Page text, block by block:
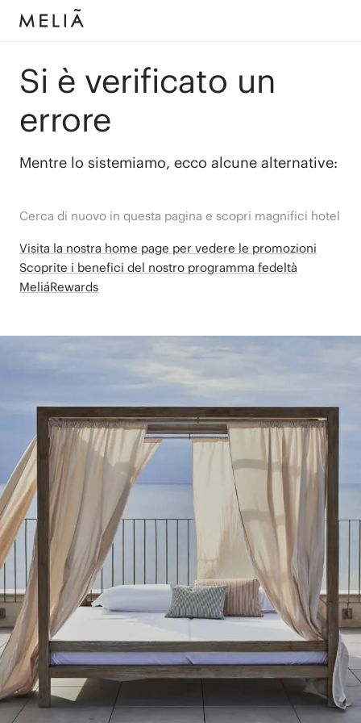
Si è verificato un
errore
Mentre lo sistemiamo, ecco alcune alternative:
Cerca di nuovo in questa pagina e scopri magnifici hotel
Visita la nostra home page per vedere le promozioni
Scoprite i benefici del nostro programma fedeltà
MeliáRewards